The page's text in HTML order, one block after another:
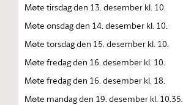
Møte tirsdag den 13. desember kl. 10.
Møte onsdag den 14. desember kl. 10.
Møte torsdag den 15. desember kl. 10.
Møte fredag den 16. desember kl. 10.
Møte fredag den 16. desember kl. 18.
Møte mandag den 19. desember kl. 10.35.